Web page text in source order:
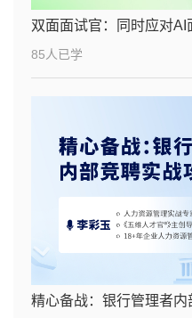
双面面试官：同时应对AI
85人已学
精心备战：银行管理者